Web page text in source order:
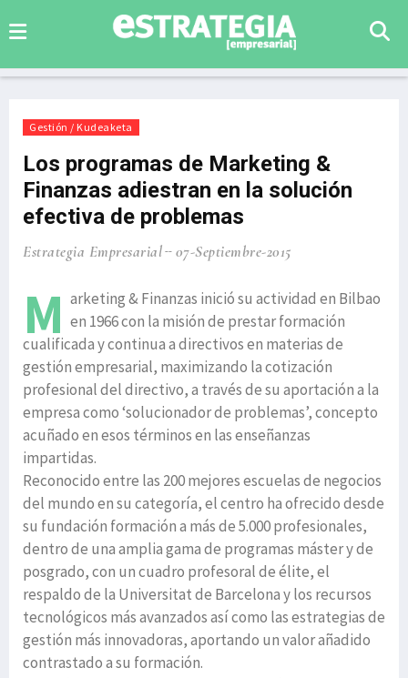
Gestión / Kudeaketa
Los programas de Marketing &
Finanzas adiestran en la solución
efectiva de problemas
Estrategia Empresarial 07-Septiembre-2015
M arketing & Finanzas inició su actividad en Bilbao
en 1966 con la misión de prestar formación
cualificada y continua a directivos en materias de
gestión empresarial, maximizando la cotización
profesional del directivo, a través de su aportación a la
empresa como ‘solucionador de problemas’, concepto
acuñado en esos términos en las enseñanzas
impartidas.
Reconocido entre las 200 mejores escuelas de negocios
del mundo en su categoría, el centro ha ofrecido desde
su fundación formación a más de 5.000 profesionales,
dentro de una amplia gama de programas máster y de
posgrado, con un cuadro profesoral de élite, el
respaldo de la Universitat de Barcelona y los recursos
tecnológicos más avanzados así como las estrategias de
gestión más innovadoras, aportando un valor añadido
contrastado a su formación.